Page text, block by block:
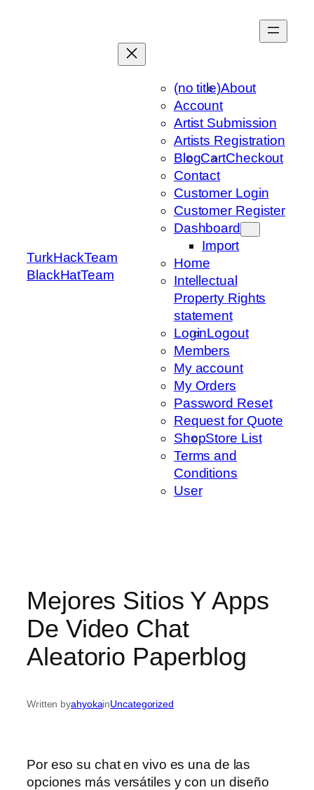
TurkHackTeam
BlackHatTeam
(no title)About
Account
Artist Submission
Artists Registration
BlogCartCheckout
Contact
Customer Login
Customer Register
Dashboard
Import
Home
Intellectual
Property Rights
statement
LoginLogout
Members
My account
My Orders
Password Reset
Request for Quote
ShopStore List
Terms and
Conditions
User
Mejores Sitios Y Apps
De Video Chat
Aleatorio Paperblog
Written byahyokainUncategorized
Por eso su chat en vivo es una de las
opciones más versátiles y con un diseño